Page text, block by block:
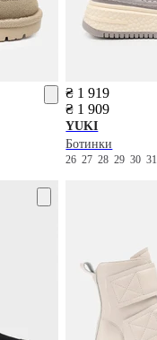
₴ 1 919
₴ 1 909
YUKI
Ботинки
262728293031